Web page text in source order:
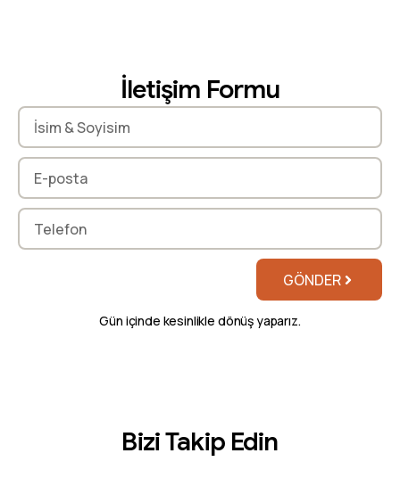
İletişim Formu
GÖNDER
Gün içinde kesinlikle dönüş yaparız.
BiziTakip Edin